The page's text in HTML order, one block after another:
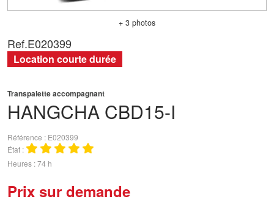
+ 3 photos
HANGCHA CBD15-I
Transpalette accompagnant
Référence
E020399
État
Heures 74 h
Prix sur demande
Ref.E020399
Location courte durée